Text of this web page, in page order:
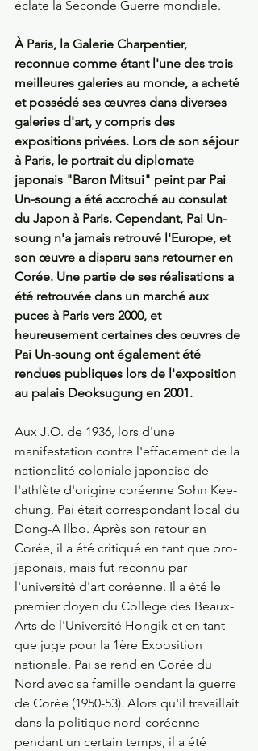
éclate la Seconde Guerre mondiale.
À Paris, la Galerie Charpentier,
reconnue comme étant l'une des trois
meilleures galeries au monde, a acheté
et possédé ses œuvres dans diverses
galeries d'art, y compris des
expositions privées. Lors de son séjour
à Paris, le portrait du diplomate
japonais "Baron Mitsui" peint par Pai
Un-soung a été accroché au consulat
du Japon à Paris. Cependant, Pai Un-
soung n'a jamais retrouvé l'Europe, et
son œuvre a disparu sans retourner en
Corée. Une partie de ses réalisations a
été retrouvée dans un marché aux
puces à Paris vers 2000, et
heureusement certaines des œuvres de
Pai Un-soung ont également été
rendues publiques lors de l'exposition
au palais Deoksugung en 2001.
Aux J.O. de 1936, lors d'une
manifestation contre l'effacement de la
nationalité coloniale japonaise de
l'athlète d'origine coréenne Sohn Kee-
chung, Pai était correspondant local du
Dong-A Ilbo. Après son retour en
Corée, il a été critiqué en tant que pro-
japonais, mais fut reconnu par
l'université d'art coréenne. Il a été le
premier doyen du Collège des Beaux-
Arts de l'Université Hongik et en tant
que juge pour la 1ère Exposition
nationale. Pai se rend en Corée du
Nord avec sa famille pendant la guerre
de Corée (1950-53). Alors qu'il travaillait
dans la politique nord-coréenne
pendant un certain temps, il a été